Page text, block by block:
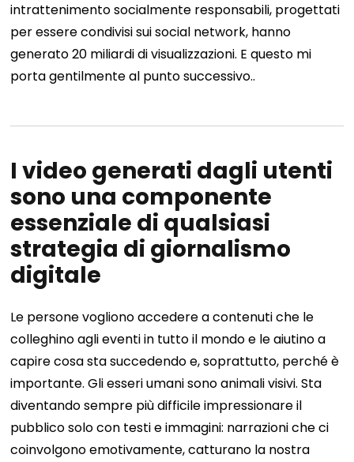
intrattenimento socialmente responsabili, progettati
per essere condivisi sui social network, hanno
generato 20 miliardi di visualizzazioni. E questo mi
porta gentilmente al punto successivo..
I video generati dagli utenti
sono una componente
essenziale di qualsiasi
strategia di giornalismo
digitale
Le persone vogliono accedere a contenuti che le
colleghino agli eventi in tutto il mondo e le aiutino a
capire cosa sta succedendo e, soprattutto, perché è
importante. Gli esseri umani sono animali visivi. Sta
diventando sempre più difficile impressionare il
pubblico solo con testi e immagini: narrazioni che ci
coinvolgono emotivamente, catturano la nostra